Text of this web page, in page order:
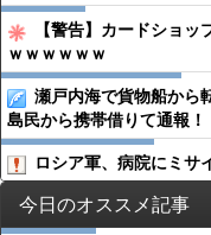
【警告】カードショ
ｗｗｗｗｗｗ
瀬戸内海で貨物船から
島民から携帯借りて通報！
ロシア軍、病院にミサ
今日のオススメ記事